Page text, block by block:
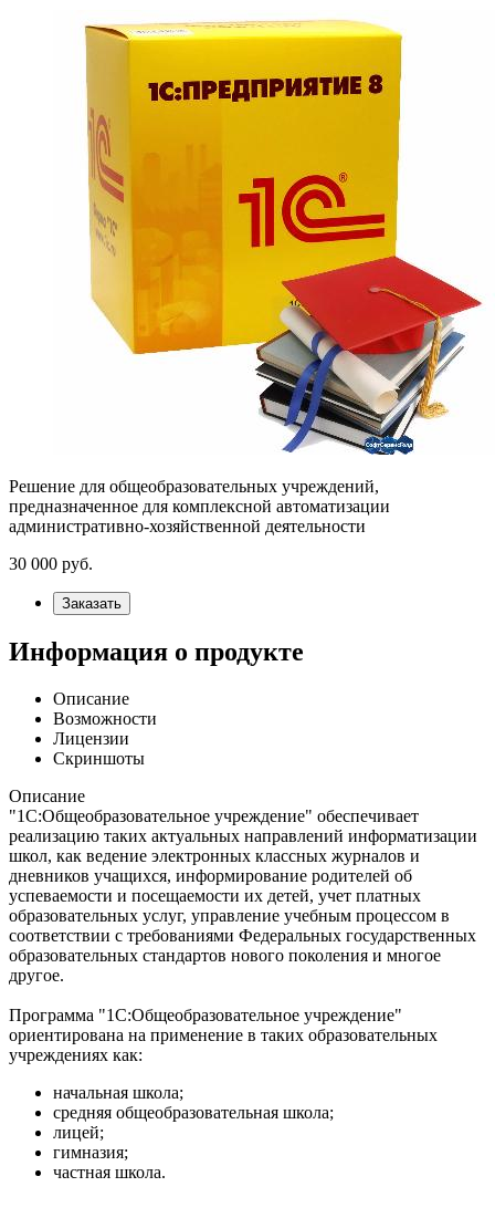
Решение для общеобразовательных учреждений,
предназначенное для комплексной автоматизации
административно-хозяйственной деятельности
30 000 руб.
Заказать
Информация о продукте
Описание
Возможности
Лицензии
Скриншоты
Описание
"1С:Общеобразовательное учреждение" обеспечивает
реализацию таких актуальных направлений информатизации
школ, как ведение электронных классных журналов и
дневников учащихся, информирование родителей об
успеваемости и посещаемости их детей, учет платных
образовательных услуг, управление учебным процессом в
соответствии с требованиями Федеральных государственных
образовательных стандартов нового поколения и многое
другое.
Программа "1С:Общеобразовательное учреждение"
ориентирована на применение в таких образовательных
учреждениях как:
начальная школа;
средняя общеобразовательная школа;
лицей;
гимназия;
частная школа.